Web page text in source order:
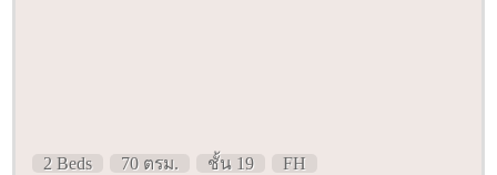
2 Beds 70 ตรม. ชั้น 19 FH